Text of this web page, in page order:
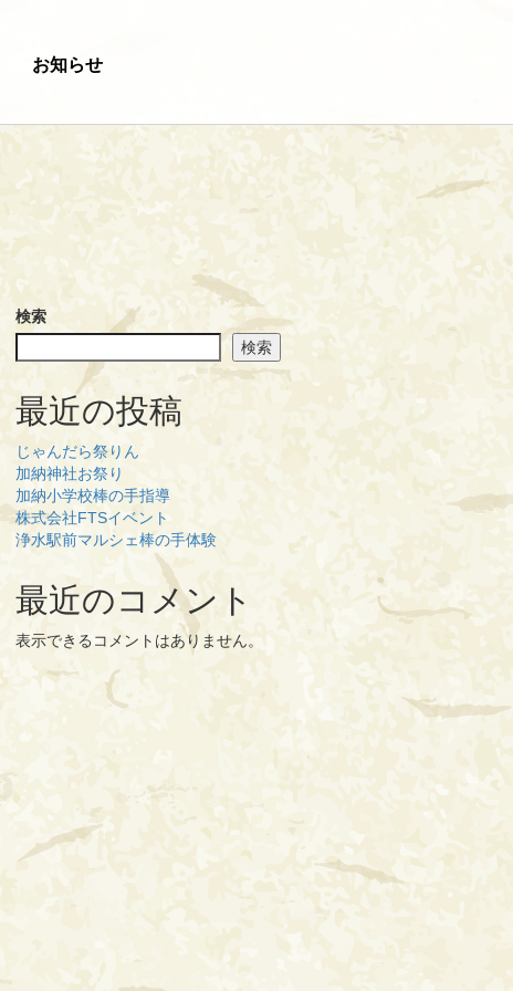
お知らせ
検索
検索
最近の投稿
じゃんだら祭りん
加納神社お祭り
加納小学校棒の手指導
株式会社FTSイベント
浄水駅前マルシェ棒の手体験
最近のコメント
表示できるコメントはありません。